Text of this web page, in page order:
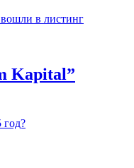
Kapital”